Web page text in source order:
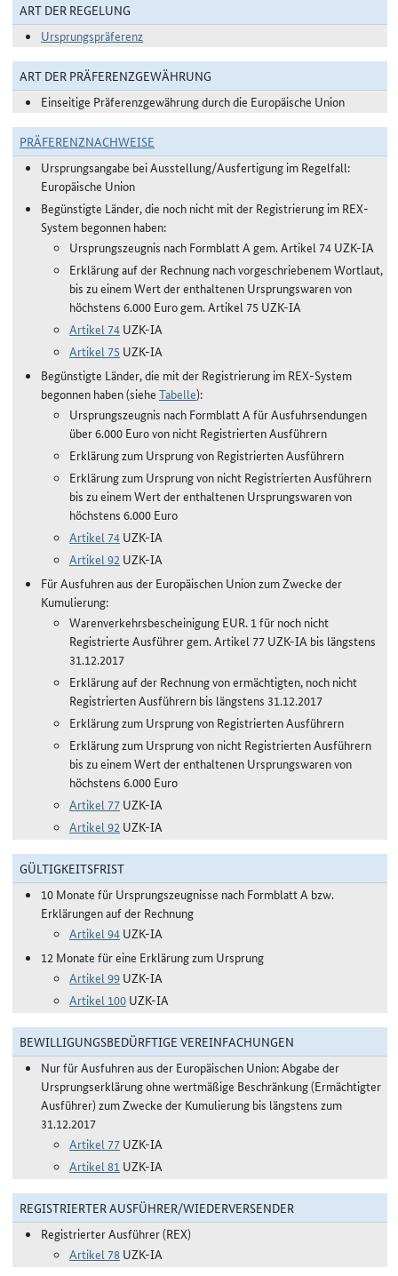
ART DER REGELUNG
Ursprungspräferenz
ART DER PRÄFERENZGEWÄHRUNG
Einseitige Präferenzgewährung durch die Europäische Union
PRÄFERENZNACHWEISE
Ursprungsangabe bei Ausstellung/Ausfertigung im Regelfall:
Europäische Union
Begünstigte Länder, die noch nicht mit der Registrierung im REX-
System begonnen haben:
Ursprungszeugnis nach Formblatt A gem. Artikel 74 UZK-IA
Erklärung auf der Rechnung nach vorgeschriebenem Wortlaut,
bis zu einem Wert der enthaltenen Ursprungswaren von
höchstens 6.000 Euro gem. Artikel 75 UZK-IA
Artikel 74 UZK-IA
Artikel 75 UZK-IA
Begünstigte Länder, die mit der Registrierung im REX-System
begonnen haben (siehe Tabelle):
Ursprungszeugnis nach Formblatt A für Ausfuhrsendungen
über 6.000 Euro von nicht Registrierten Ausführern
Erklärung zum Ursprung von Registrierten Ausführern
Erklärung zum Ursprung von nicht Registrierten Ausführern
bis zu einem Wert der enthaltenen Ursprungswaren von
höchstens 6.000 Euro
Artikel 74 UZK-IA
Artikel 92 UZK-IA
Für Ausfuhren aus der Europäischen Union zum Zwecke der
Kumulierung:
Warenverkehrsbescheinigung EUR. 1 für noch nicht
Registrierte Ausführer gem. Artikel 77 UZK-IA bis längstens
31.12.2017
Erklärung auf der Rechnung von ermächtigten, noch nicht
Registrierten Ausführern bis längstens 31.12.2017
Erklärung zum Ursprung von Registrierten Ausführern
Erklärung zum Ursprung von nicht Registrierten Ausführern
bis zu einem Wert der enthaltenen Ursprungswaren von
höchstens 6.000 Euro
Artikel 77 UZK-IA
Artikel 92 UZK-IA
GÜLTIGKEITSFRIST
10 Monate für Ursprungszeugnisse nach Formblatt A bzw.
Erklärungen auf der Rechnung
Artikel 94 UZK-IA
12 Monate für eine Erklärung zum Ursprung
Artikel 99 UZK-IA
Artikel 100 UZK-IA
BEWILLIGUNGSBEDÜRFTIGE VEREINFACHUNGEN
Nur für Ausfuhren aus der Europäischen Union: Abgabe der
Ursprungserklärung ohne wertmäßige Beschränkung (Ermächtigter
Ausführer) zum Zwecke der Kumulierung bis längstens zum
31.12.2017
Artikel 77 UZK-IA
Artikel 81 UZK-IA
REGISTRIERTER AUSFÜHRER/WIEDERVERSENDER
Registrierter Ausführer (REX)
Artikel 78 UZK-IA